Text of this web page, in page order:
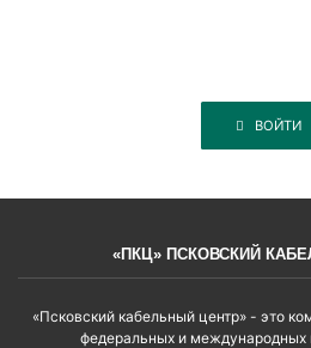
ВОЙТИ
«ПКЦ» ПСКОВСКИЙ
«Псковский кабельный центр» - это
федеральных и международных